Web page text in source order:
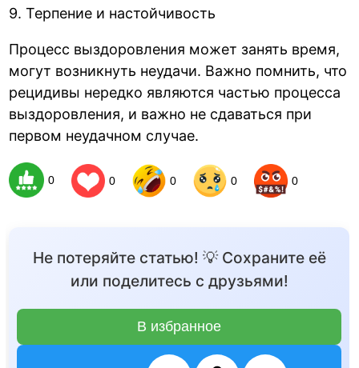
9. Терпение и настойчивость
Процесс выздоровления может занять время,
могут возникнуть неудачи. Важно помнить, что
рецидивы нередко являются частью процесса
выздоровления, и важно не сдаваться при
первом неудачном случае.
0 0 0 0 0
Не потеряйте статью! 💡 Сохраните её
или поделитесь с друзьями!
В избранное